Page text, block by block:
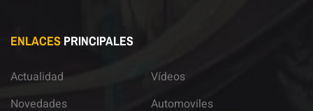
ENLACES PRINCIPALES
Actualidad
Novedades
Vídeos
Automoviles